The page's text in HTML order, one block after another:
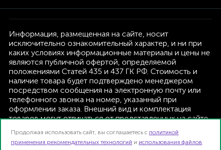
Информация, размещенная на сайте, носит
исключительно ознакомительный характер, и ни при
каких условиях информационные материалы и цены не
являются публичной офертой, определяемой
положениями Статей 435 и 437 ГК РФ. Стоимость и
наличие товара будет подтверждено менеджером
посредством сообщения на электронную почту или
телефонного звонка на номер, указанный при
оформлении заказа. Внешний вид и комплектация
товаров могут отличаться от представленных на сайте.
текущую комплектацию, без дополнительного
уведомления.
Продолжая использовать сайт, вы соглашаетесь с политикой
применения рекомендательных технологий и использования файлов